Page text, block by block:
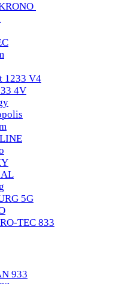
1233 V4
4V
5G
TEC 833
933